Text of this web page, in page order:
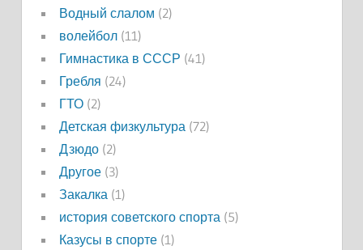
Водный слалом (2)
волейбол(11)
Гимнастика в СССР (41)
Гребля (24)
ГТО(2)
Детская физкультура(72)
Дзюдо(2)
Другое(3)
Закалка(1)
история советского спорта(5)
Казусы в спорте(1)